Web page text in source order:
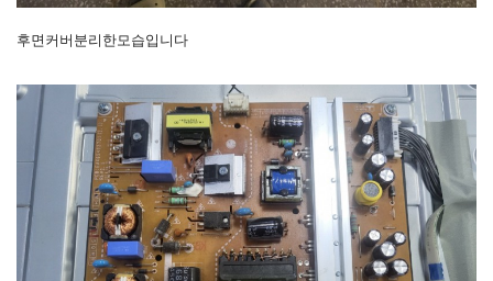
후면커버분리한모습입니다